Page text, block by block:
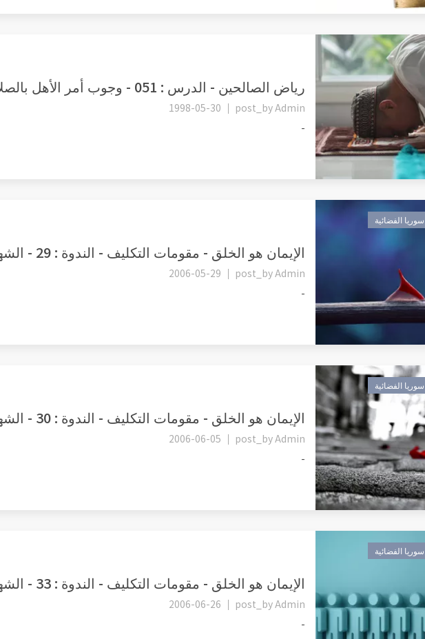
رياض الصالحين - الدرس : 051 - وجوب أمر الأهل بالصلاة ومن يأتمرون...
post_byAdmin
1998-05-30
-
الإيمان هو الخلق - مقومات التكليف - الندوة : 29 - الشهوة ـ العدال...
post_byAdmin
2006-05-29
-
الإيمان هو الخلق - مقومات التكليف - الندوة : 30 - الشهوة ـ تتمة ب...
post_byAdmin
2006-06-05
-
الإيمان هو الخلق - مقومات التكليف - الندوة : 33 - الشهوة التمايز...
post_byAdmin
2006-06-26
-